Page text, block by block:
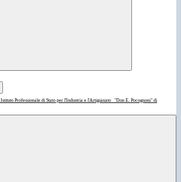
Istituto Professionale di Stato per l'Industria e l'Artigianato
"Don E. Pocognoni" di